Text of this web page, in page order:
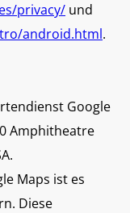
privacy/ und
android.html.
Google
Amphitheatre
Maps ist es
Diese